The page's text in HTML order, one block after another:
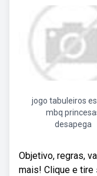
jogo tabuleiros
mbq
desapega
Objetivo, regras,
mais! Clique e tire